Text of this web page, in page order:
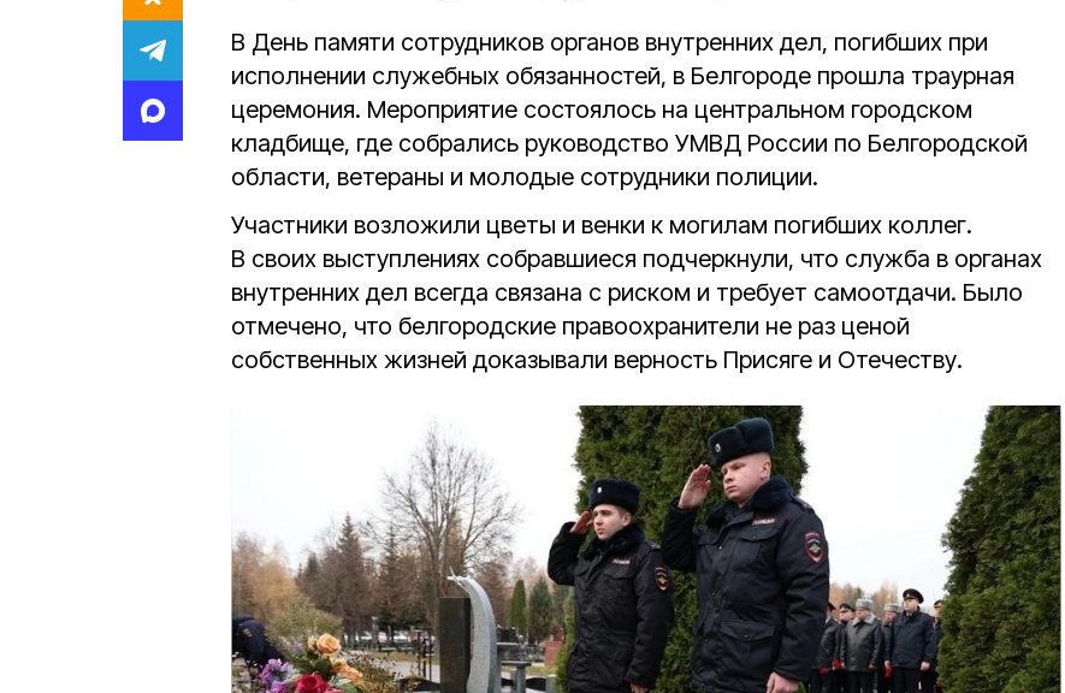
В День памяти сотрудников органов внутренних дел, погибших при
исполнении служебных обязанностей, в Белгороде прошла траурная
церемония. Мероприятие состоялось на центральном городском
кладбище, где собрались руководство УМВД России по Белгородской
области, ветераны и молодые сотрудники полиции.
Участники возложили цветы и венки к могилам погибших коллег.
В своих выступлениях собравшиеся подчеркнули, что служба в органах
внутренних дел всегда связана с риском и требует самоотдачи. Было
отмечено, что белгородские правоохранители не раз ценой
собственных жизней доказывали верность Присяге и Отечеству.